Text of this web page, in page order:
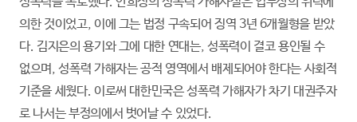
의한 것이었고, 이에 그는 법정 구속되어 징역 3년 6개월형을 받았
다. 김지은의 용기와 그에 대한 연대는, 성폭력이 결코 용인될 수
없으며, 성폭력 가해자는 공적 영역에서 배제되어야 한다는 사회적
기준을 세웠다. 이로써 대한민국은 성폭력 가해자가 차기 대권주자
로 나서는 부정의에서 벗어날 수 있었다.